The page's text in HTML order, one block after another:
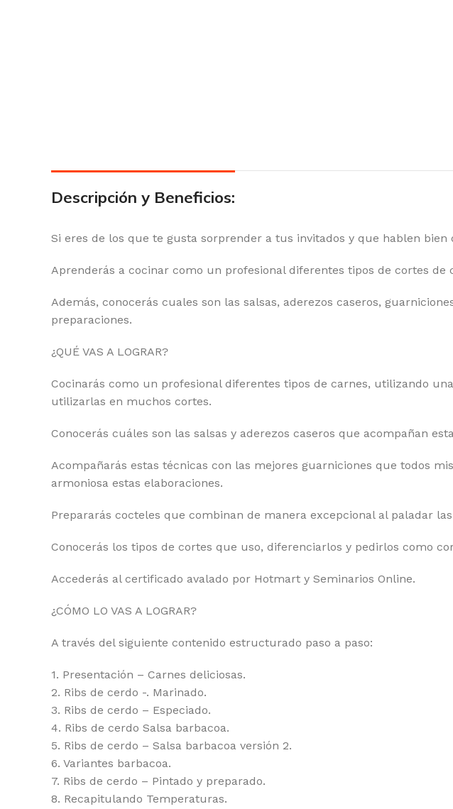
Descripción y Beneficios:
Si eres de los que te gusta sorprender a tus invitados y que hablen bien
Aprenderás a cocinar como un profesional diferentes tipos de cortes de
Además, conocerás cuales son las salsas, aderezos caseros,
preparaciones.
¿QUÉ VAS A LOGRAR?
Cocinarás como un profesional diferentes tipos de carnes, utilizando
utilizarlas en muchos cortes.
Conocerás cuáles son las salsas y aderezos caseros que acompañan
Acompañarás estas técnicas con las mejores guarniciones que todos
armoniosa estas elaboraciones.
Prepararás cocteles que combinan de manera excepcional al paladar
Conocerás los tipos de cortes que uso, diferenciarlos y pedirlos como
Accederás al certificado avalado por Hotmart y Seminarios Online.
¿CÓMO LO VAS A LOGRAR?
A través del siguiente contenido estructurado paso a paso:
1. Presentación – Carnes deliciosas.
2. Ribs de cerdo -. Marinado.
3. Ribs de cerdo – Especiado.
4. Ribs de cerdo Salsa barbacoa.
5. Ribs de cerdo – Salsa barbacoa versión 2.
6. Variantes barbacoa.
7. Ribs de cerdo – Pintado y preparado.
8. Recapitulando Temperaturas.